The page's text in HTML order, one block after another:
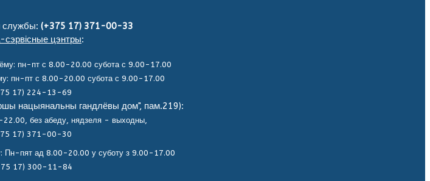
службы: (+375 17) 371-00-33
сэрвісные цэнтры:
пн-пт с 8.00-20.00 субота с 9.00-17.00
пн-пт с 8.00-20.00 субота с 9.00-17.00
17) 224-13-69
нацыянальны гандлёвы дом", пам.219):
без абеду, нядзеля - выходны,
17) 371-00-30
Пн-пят ад 8.00-20.00 у суботу з 9.00-17.00
17) 300-11-84